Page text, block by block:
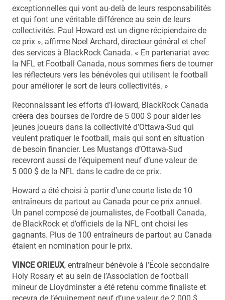
exceptionnelles qui vont au-delà de leurs responsabilités
et qui font une véritable différence au sein de leurs
collectivités. Paul Howard est un digne récipiendaire de
ce prix », affirme Noel Archard, directeur général et chef
des services à BlackRock Canada. « En partenariat avec
la NFL et Football Canada, nous sommes fiers de tourner
les réflecteurs vers les bénévoles qui utilisent le football
pour améliorer le sort de leurs collectivités. »
Reconnaissant les efforts d’Howard, BlackRock Canada
créera des bourses de l’ordre de 5 000 $ pour aider les
jeunes joueurs dans la collectivité d’Ottawa-Sud qui
veulent pratiquer le football, mais qui sont en situation
de besoin financier. Les Mustangs d’Ottawa-Sud
recevront aussi de l’équipement neuf d’une valeur de
5 000 $ de la NFL dans le cadre de ce prix.
Howard a été choisi à partir d’une courte liste de 10
entraîneurs de partout au Canada pour ce prix annuel.
Un panel composé de journalistes, de Football Canada,
de BlackRock et d’officiels de la NFL ont choisi les
gagnants. Plus de 100 entraîneurs de partout au Canada
étaient en nomination pour le prix.
VINCE ORIEUX, entraîneur bénévole à l’École secondaire
Holy Rosary et au sein de l’Association de football
mineur de Lloydminster a été retenu comme finaliste et